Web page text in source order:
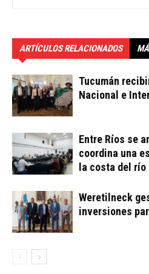
ARTÍCULOS RELACIONADOS
Tucumán
Nacional e
Entre Ríos se
coordina una
la costa del río
Weretilneck
inversiones